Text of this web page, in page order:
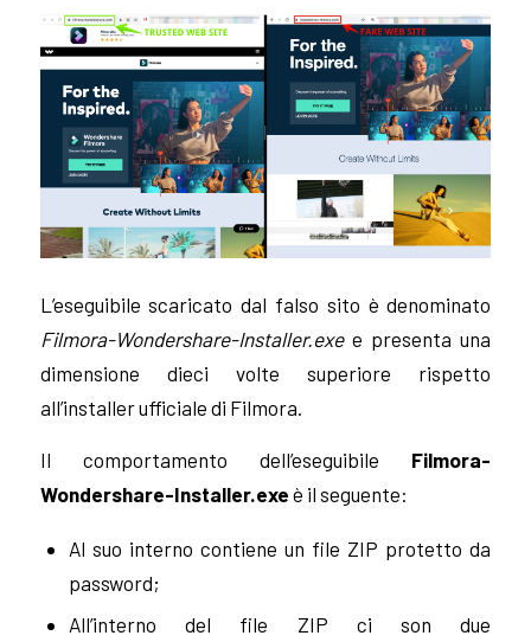
L’eseguibile scaricato dal falso sito è denominato
Filmora-Wondershare-Installer.exee presenta una
dimensione dieci volte superiore rispetto
all’installer ufficiale di Filmora.
Il comportamento dell’eseguibile Filmora-
Wondershare-Installer.exe è il seguente:
Al suo interno contiene un file ZIP protetto da
password;
All’interno del file ZIP ci son due